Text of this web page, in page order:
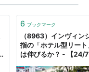
6 ブックマーク
（8963）インヴィン
指の「ホテル型リー
は伸びるか？ - 【24/